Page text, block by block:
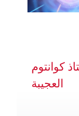
كوانتوم
العجيبة